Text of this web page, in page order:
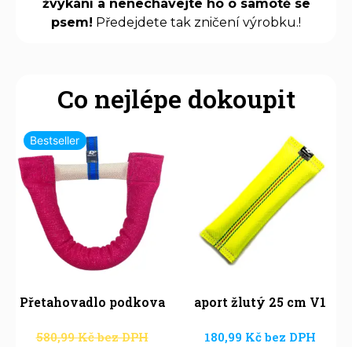
žvýkání a nenechávejte ho o samotě se
psem! Předejdete tak zničení výrobku.!
Co nejlépe dokoupit
Bestseller
Přetahovadlo podkova
580,99Kčbez DPH
aport žlutý 25 cm V1
180,99 Kčbez DPH